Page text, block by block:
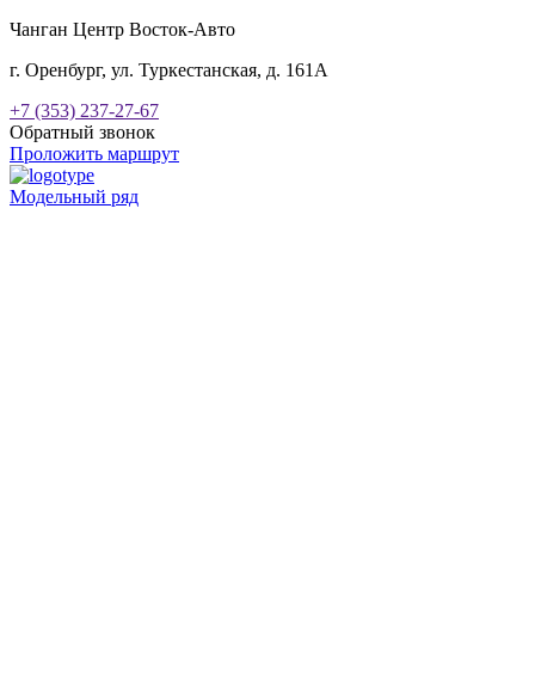
Чанган Центр Восток-Авто
г. Оренбург, ул. Туркестанская, д. 161А
+7 (353) 237-27-67
Обратный звонок
Проложить маршрут
Модельный ряд